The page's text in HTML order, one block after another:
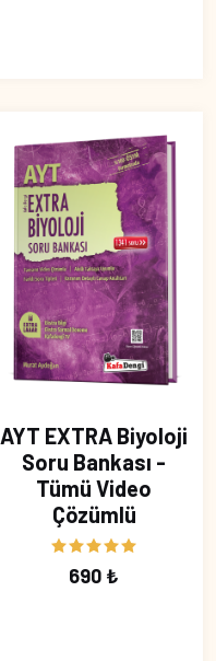
AYT EXTRA Biyoloji
Soru Bankası -
Tümü Video
Çözümlü
690 ₺